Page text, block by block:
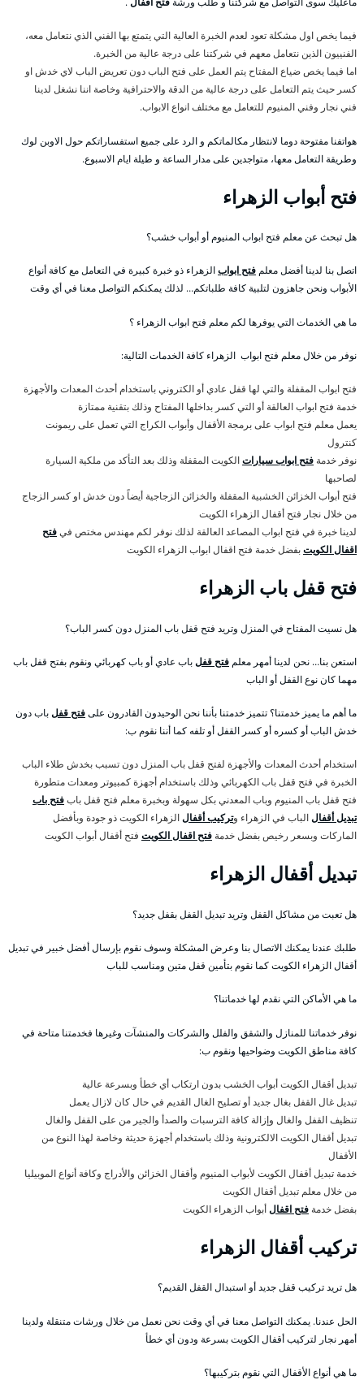
فيما يخص اول مشكلة تعود لعدم الخبرة العالية التي يتمتع بها الفني الذي نتعامل معه،
الفنييون الذين نتعامل معهم في شركتنا على درجة عالية من الخبرة.
اما فيما يخص ضياع المفتاح يتم العمل على فتح الباب دون تعريض الباب لاي خدش او
كسر حيث يتم التعامل على درجة عالية من الدقة والاحترافية وخاصة اننا نشغل لدينا
فني نجار وفني المنيوم للتعامل مع مختلف انواع الابواب.
هواتفنا مفتوحة دوما لانتظار مكالماتكم و الرد على جميع استفساراتكم حول الاوبن لوك
وطريقة التعامل معها، متواجدين على مدار الساعة و طيلة ايام الاسبوع.
فتح أبواب الزهراء
هل تبحث عن معلم فتح ابواب المنيوم أو أبواب خشب؟
اتصل بنا لدينا أفضل معلمفتح ابوابالزهراء ذو خبرة كبيرة في التعامل مع كافة أنواع
الأبواب ونحن جاهزون لتلبية كافة طلباتكم… لذلك يمكنكم التواصل معنا في أي وقت
ما هي الخدمات التي يوفرها لكم معلم فتح ابواب الزهراء ؟
نوفر من خلال معلم فتح ابواب الزهراء كافة الخدمات التالية:
فتح ابواب المقفلة والتي لها قفل عادي أو الكتروني باستخدام أحدث المعدات والأجهزة
خدمة فتح ابواب العالقة أو التي كسر بداخلها المفتاح وذلك بتقنية ممتازة
يعمل معلم فتح ابواب على برمجة الأقفال وأبواب الكراج التي تعمل على ريمونت
كنترول
نوفر خدمة فتح ابواب سياراتالكويت المقفلة وذلك بعد التأكد من ملكية السيارة
لصاحبها
فتح أبواب الخزائن الخشبية المقفلة والخزائن الزجاجية أيضاً دون خدش او كسر الزجاج
من خلال نجار فتح أقفال الزهراء الكويت
لدينا خبرة في فتح ابواب المصاعد العالقة لذلك نوفر لكم مهندس مختص فيفتح
اقفال الكويتبفضل خدمة فتح اقفال ابواب الزهراء الكويت
فتح قفل باب الزهراء
هل نسيت المفتاح في المنزل وتريد فتح قفل باب المنزل دون كسر الباب؟
استعن بنا… نحن لدينا أمهر معلم فتح قفلباب عادي أو باب كهربائي ونقوم بفتح قفل باب
مهما كان نوع القفل أو الباب
ما أهم ما يميز خدمتنا؟ تتميز خدمتنا بأننا نحن الوحيدون القادرون علىفتح قفلباب دون
خدش الباب أو كسره أو كسر القفل أو تلفه كما أننا نقوم ب:
استخدام أحدث المعدات والأجهزة لفتح قفل باب المنزل دون تسبب بخدش طلاء الباب
الخبرة في فتح قفل باب الكهربائي وذلك باستخدام أجهزة كمبيوتر ومعدات متطورة
فتح قفل باب المنيوم وباب المعدني بكل سهولة وبخبرة معلم فتح قفل بابفتح باب
تبديل أقفالالباب في الزهراء وتركيب أقفالالزهراء الكويت ذو جودة وبأفضل
الماركات وبسعر رخيص بفضل خدمة فتح اقفال الكويت فتح أقفال أبواب الكويت
تبديل أقفال الزهراء
هل تعبت من مشاكل القفل وتريد تبديل القفل بقفل جديد؟
طلبك عندنا يمكنك الاتصال بنا وعرض المشكلة وسوف نقوم بإرسال أفضل خبير في تبديل
أقفال الزهراء الكويت كما نقوم بتأمين قفل متين ومناسب للباب
ما هي الأماكن التي نقدم لها خدماتنا؟
نوفر خدماتنا للمنازل والشقق والفلل والشركات والمنشآت وغيرها فخدمتنا متاحة في
كافة مناطق الكويت وضواحيها ونقوم ب:
تبديل أقفال الكويت أبواب الخشب بدون ارتكاب أي خطأ وبسرعة عالية
تبديل غال القفل بغال جديد أو تصليح الغال القديم في حال كان لازال يعمل
تنظيف القفل والغال وإزالة كافة الترسبات والصدأ والجير من على القفل والغال
تبديل أقفال الكويت الالكترونية وذلك باستخدام أجهزة حديثة وخاصة لهذا النوع من
الأقفال
خدمة تبديل أقفال الكويت لأبواب المنيوم وأقفال الخزائن والأدراج وكافة أنواع الموبيليا
من خلال معلم تبديل أقفال الكويت
بفضل خدمة فتح اقفالأبواب الزهراء الكويت
تركيب أقفال الزهراء
هل تريد تركيب قفل جديد أو استبدال القفل القديم؟
الحل عندنا. يمكنك التواصل معنا في أي وقت نحن نعمل من خلال ورشات متنقلة ولدينا
أمهر نجار لتركيب أقفال الكويت بسرعة ودون أي خطأ
ما هي أنواع الأقفال التي نقوم بتركيبها؟